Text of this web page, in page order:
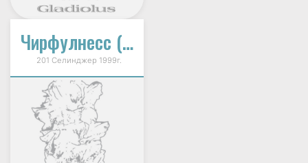
Чирфулнесс (Жизнерадостность)
201 Селинджер 1999г.